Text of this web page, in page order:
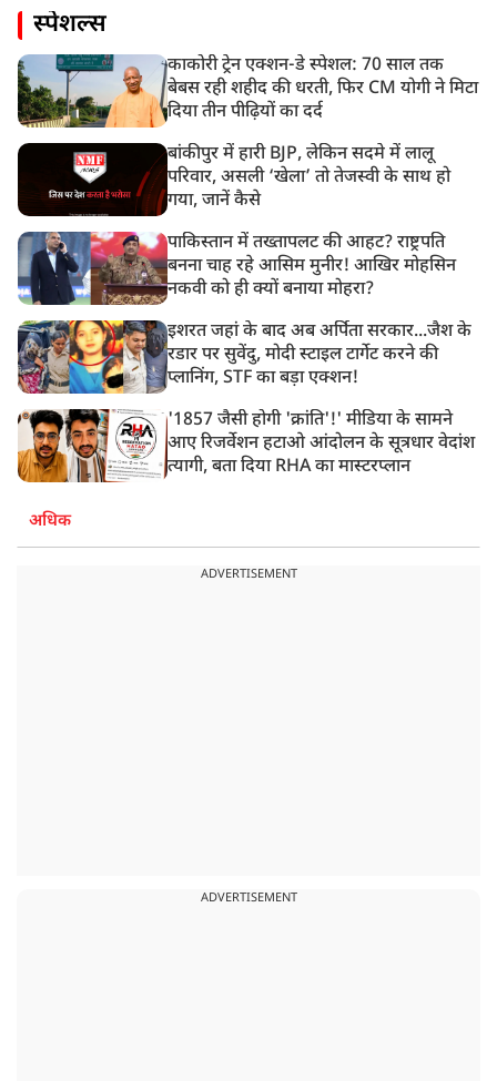
स्पेशल्स
काकोरी ट्रेन एक्शन-डे स्पेशल: 70 साल तक
बेबस रही शहीद की धरती, फिर CM योगी ने मिटा
दिया तीन पीढ़ियों का दर्द
बांकीपुर में हारी BJP, लेकिन सदमे में लालू
परिवार, असली ‘खेला’ तो तेजस्वी के साथ हो
गया, जानें कैसे
पाकिस्तान में तख्तापलट की आहट? राष्ट्रपति
बनना चाह रहे आसिम मुनीर! आखिर मोहसिन
नकवी को ही क्यों बनाया मोहरा?
इशरत जहां के बाद अब अर्पिता सरकार...जैश के
रडार पर सुवेंदु, मोदी स्टाइल टार्गेट करने की
प्लानिंग, STF का बड़ा एक्शन!
'1857 जैसी होगी 'क्रांति'!' मीडिया के सामने
आए रिजर्वेशन हटाओ आंदोलन के सूत्रधार वेदांश
त्यागी, बता दिया RHA का मास्टरप्लान
अधिक
ADVERTISEMENT
ADVERTISEMENT